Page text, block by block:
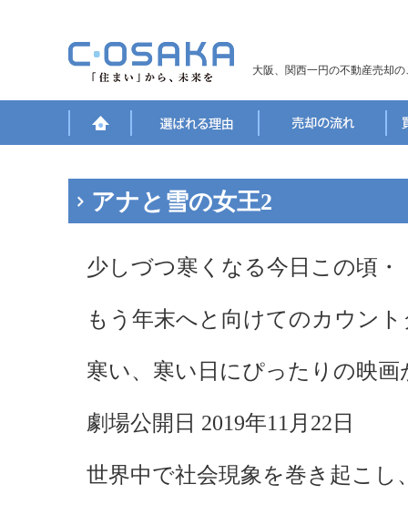
大阪、関西一円の不動産売却
アナと雪の女王2
少しづつ寒くなる今日この頃・
もう年末へと向けてのカウン
寒い、寒い日にぴったりの映
劇場公開日 2019年11月22日
世界中で社会現象を巻き起こし